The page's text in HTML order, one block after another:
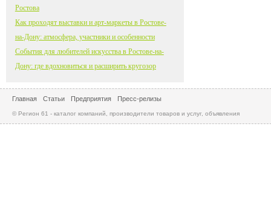
Ростова
Как проходят выставки и арт-маркеты в Ростове-
на-Дону: атмосфера, участники и особенности
События для любителей искусства в Ростове-на-
Дону: где вдохновиться и расширить кругозор
Главная Статьи Предприятия Пресс-релизы
© Регион 61 - каталог компаний, производители товаров и услуг, объявления